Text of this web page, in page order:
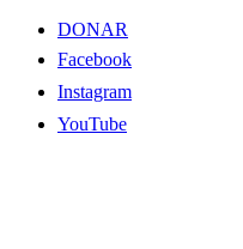
DONAR
Facebook
Instagram
YouTube